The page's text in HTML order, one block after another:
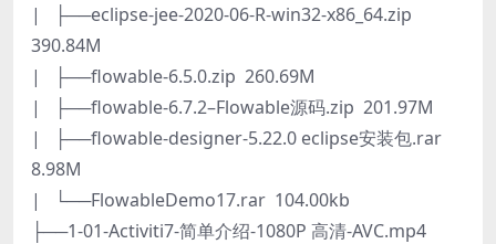
| ├──eclipse-jee-2020-06-R-win32-x86_64.zip
390.84M
| ├──flowable-6.5.0.zip 260.69M
| ├──flowable-6.7.2–Flowable源码.zip 201.97M
| ├──flowable-designer-5.22.0 eclipse安装包.rar
8.98M
| └──FlowableDemo17.rar 104.00kb
├──1-01-Activiti7-简单介绍-1080P 高清-AVC.mp4